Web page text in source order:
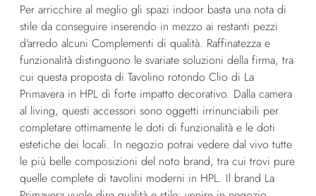
Per arricchire al meglio gli spazi indoor basta una nota di
stile da conseguire inserendo in mezzo ai restanti pezzi
d'arredo alcuni Complementi di qualità. Raffinatezza e
funzionalità distinguono le svariate soluzioni della firma, tra
cui questa proposta di Tavolino rotondo Clio di La
Primavera in HPL di forte impatto decorativo. Dalla camera
al living, questi accessori sono oggetti irrinunciabili per
completare ottimamente le doti di funzionalità e le doti
estetiche dei locali. In negozio potrai vedere dal vivo tutte
le più belle composizioni del noto brand, tra cui trovi pure
quelle complete di tavolini moderni in HPL. Il brand La